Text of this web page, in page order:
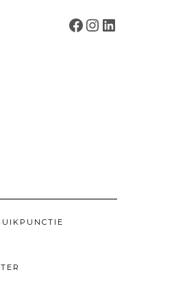
FACEBOOK
INSTAGRAM
LINKEDIN